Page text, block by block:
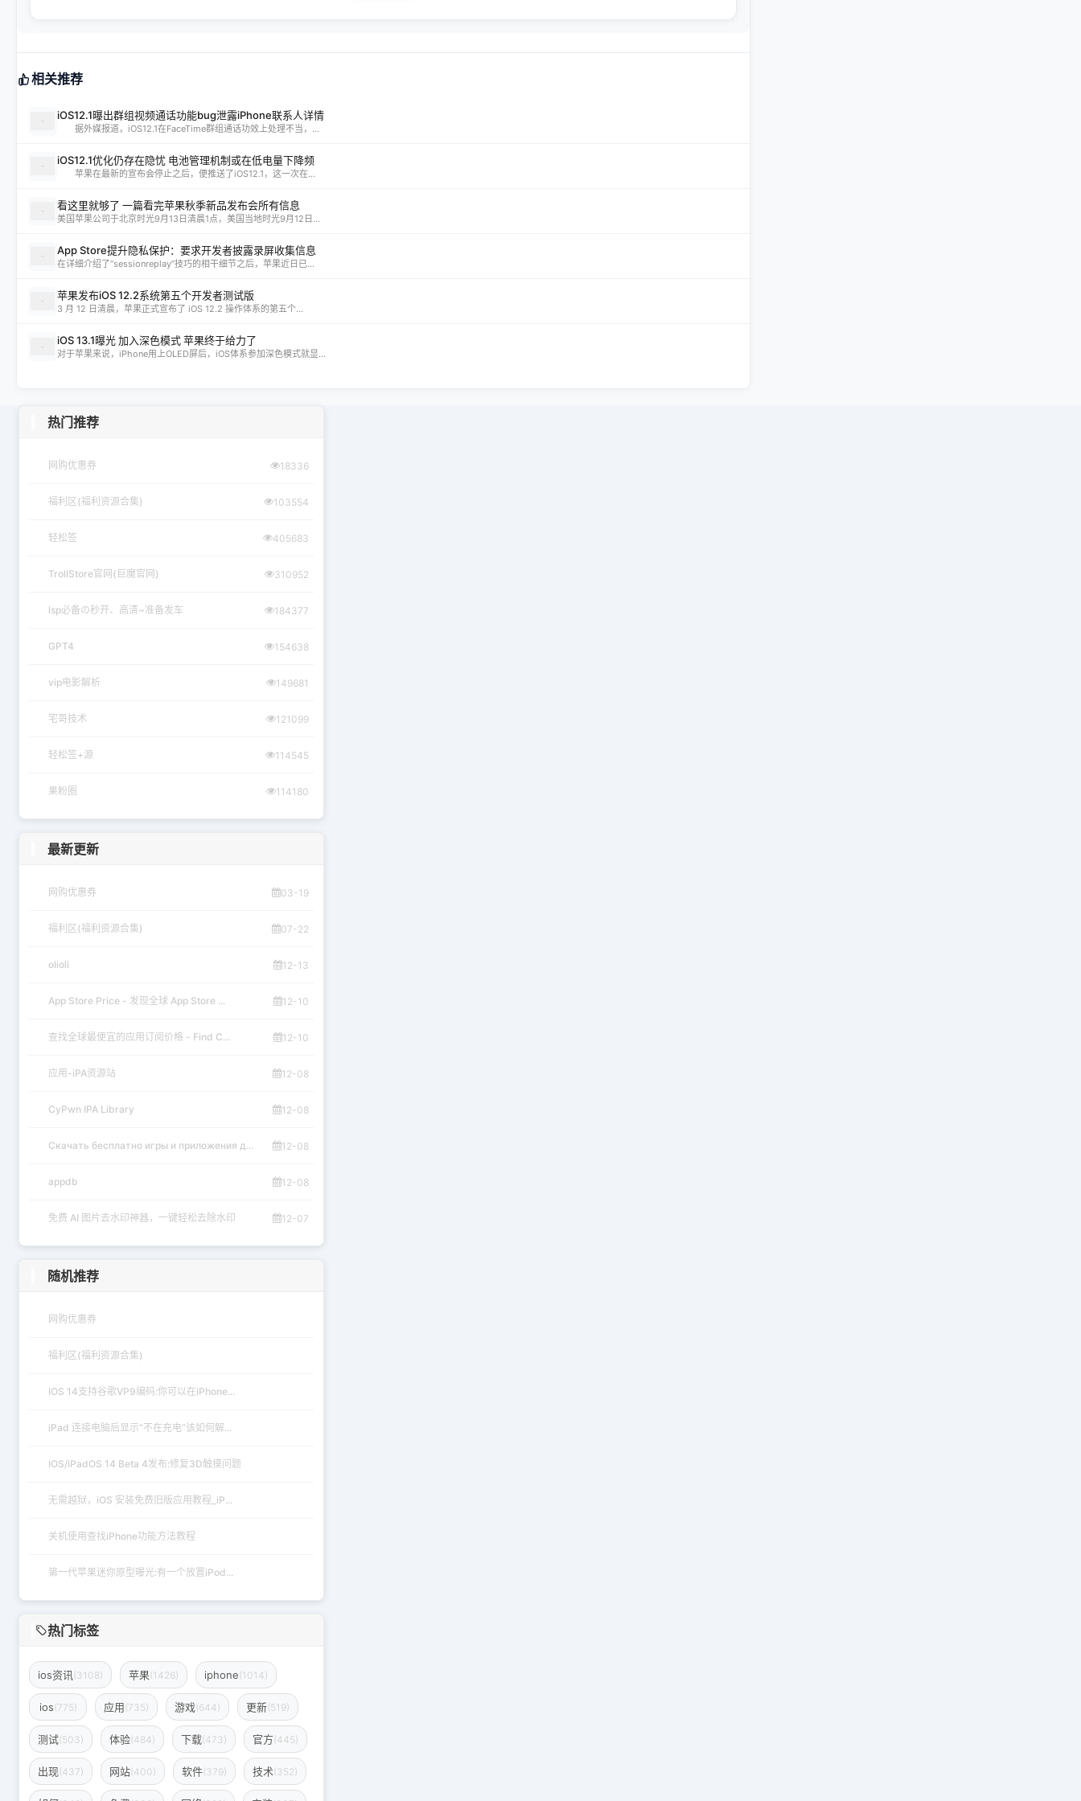
相关推荐
iOS12.1曝出群组视频通话功能bug泄露iPhone联系人详情
据外媒报道，iOS12.1在FaceTime群组通话功效上处理不当，...
iOS12.1优化仍存在隐忧 电池管理机制或在低电量下降频
苹果在最新的宣布会停止之后，便推送了iOS12.1，这一次在...
看这里就够了 一篇看完苹果秋季新品发布会所有信息
美国苹果公司于北京时光9月13日清晨1点，美国当地时光9月12日...
App Store提升隐私保护：要求开发者披露录屏收集信息
在详细介绍了“sessionreplay”技巧的相干细节之后，苹果近日已...
苹果发布iOS 12.2系统第五个开发者测试版
3 月 12 日清晨，苹果正式宣布了 iOS 12.2 操作体系的第五个...
iOS 13.1曝光 加入深色模式 苹果终于给力了
对于苹果来说，iPhone用上OLED屏后，iOS体系参加深色模式就显...
热门推荐
网购优惠券 18336
福利区(福利资源合集) 103554
轻松签 405683
TrollStore官网(巨魔官网) 310952
lsp必备の秒开、高清~准备发车 184377
GPT4 154638
vip电影解析 149681
宅哥技术 121099
轻松签+源 114545
果粉圈 114180
最新更新
网购优惠券 03-19
福利区(福利资源合集) 07-22
olioli 12-13
App Store Price - 发现全球 App Store ... 12-10
查找全球最便宜的应用订阅价格 - Find C... 12-10
应用-iPA资源站 12-08
CyPwn IPA Library 12-08
Скачать бесплатно игры и приложения д... 12-08
appdb 12-08
免费 AI 图片去水印神器，一键轻松去除水印 12-07
随机推荐
网购优惠券
福利区(福利资源合集)
IOS 14支持谷歌VP9编码:你可以在iPhone...
iPad 连接电脑后显示“不在充电”该如何解...
IOS/iPadOS‌ 14 Beta 4发布:修复3D触摸问题
无需越狱，iOS 安装免费旧版应用教程_iP...
关机使用查找iPhone功能方法教程
第一代苹果迷你原型曝光:有一个放置iPod...
热门标签
ios资讯 (3108) 苹果(1426) iphone(1014)
ios(775) 应用(735) 游戏(644) 更新(519)
测试(503) 体验(484) 下载(473) 官方(445)
出现(437) 网站(400) 软件(379) 技术(352)